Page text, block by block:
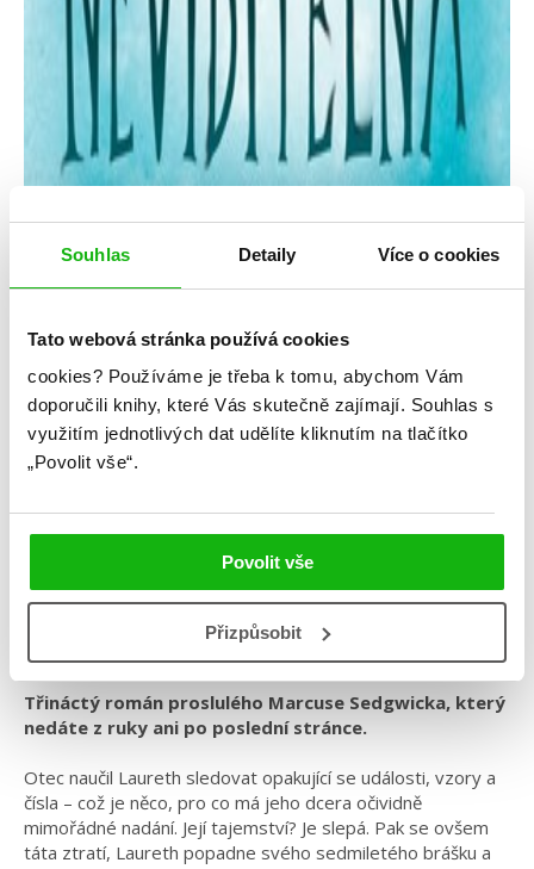
Souhlas Detaily Více o cookies
Tato webová stránka používá cookies
cookies? Používáme je třeba k tomu, abychom Vám
doporučili knihy, které Vás skutečně zajímají. Souhlas s
využitím jednotlivých dat udělíte kliknutím na tlačítko
„Povolit vše“.
Povolit vše
Přizpůsobit
Žánr: Mystery a thrillery
Já nejsem neviditelná
#jánejsemneviditelná #marcussedgwick
#oláskutunejde
Třináctý román proslulého Marcuse Sedgwicka, který
nedáte z ruky ani po poslední stránce.
Otec naučil Laureth sledovat opakující se události, vzory a
čísla – což je něco, pro co má jeho dcera očividně
mimořádné nadání. Její tajemství? Je slepá. Pak se ovšem
táta ztratí, Laureth popadne svého sedmiletého brášku a